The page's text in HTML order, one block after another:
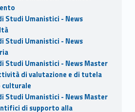
Studi Umanistici - News
Studi Umanistici - News
Studi Umanistici - News Master
di valutazione e di tutela
Studi Umanistici - News Master
di supporto alla